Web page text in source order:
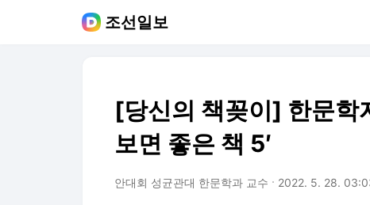
조선일보
[당신의 책꽂이] 한문학
보면 좋은 책 5′
안대회 성균관대 한문학과 교수 2022. 5. 28.